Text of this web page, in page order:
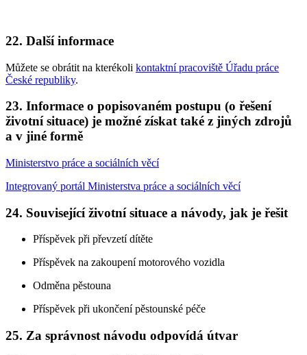
22. Další informace
Můžete se obrátit na kterékoli kontaktní pracoviště Úřadu práce
České republiky.
23. Informace o popisovaném postupu (o řešení
životní situace) je možné získat také z jiných zdrojů
a v jiné formě
Ministerstvo práce a sociálních věcí
Integrovaný portál Ministerstva práce a sociálních věcí
24. Související životní situace a návody, jak je řešit
Příspěvek při převzetí dítěte
Příspěvek na zakoupení motorového vozidla
Odměna pěstouna
Příspěvek při ukončení pěstounské péče
25. Za správnost návodu odpovídá útvar